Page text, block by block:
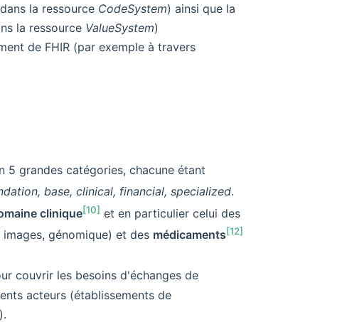
la ressource CodeSystem) ainsi que la
la ressource ValueSystem)
de FHIR (par exemple à travers
5 grandes catégories, chacune étant
base, clinical, financial, specialized.
clinique [10] et en particulier celui des
génomique) et des médicaments [12]
couvrir les besoins d'échanges de
acteurs (établissements de